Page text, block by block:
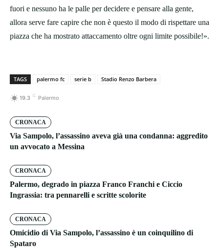
fuori e nessuno ha le palle per decidere e pensare alla gente,
allora serve fare capire che non è questo il modo di rispettare una
piazza che ha mostrato attaccamento oltre ogni limite possibile!».
TAGS palermo fc serie b Stadio Renzo Barbera
19.3 C Palermo
CRONACA
Via Sampolo, l’assassino aveva già una condanna: aggredito
un avvocato a Messina
CRONACA
Palermo, degrado in piazza Franco Franchi e Ciccio
Ingrassia: tra pennarelli e scritte scolorite
CRONACA
Omicidio di Via Sampolo, l’assassino è un coinquilino di
Spataro